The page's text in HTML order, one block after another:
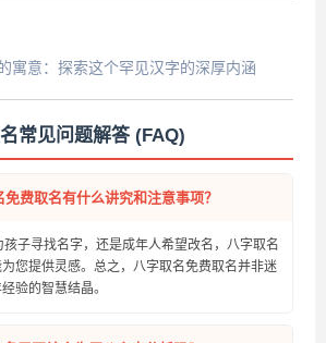
寓意：探索这个罕见汉字的深厚内涵
常见问题解答 (FAQ)
费取名有什么讲究和注意事项？
子寻找名字，还是成年人希望改名，八字取名
您提供灵感。总之，八字取名免费取名并非迷
验的智慧结晶。